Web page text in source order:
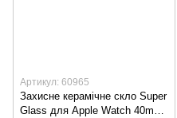
Артикул: 60965
Захисне керамічне скло Super
Glass для Apple Watch 40mm